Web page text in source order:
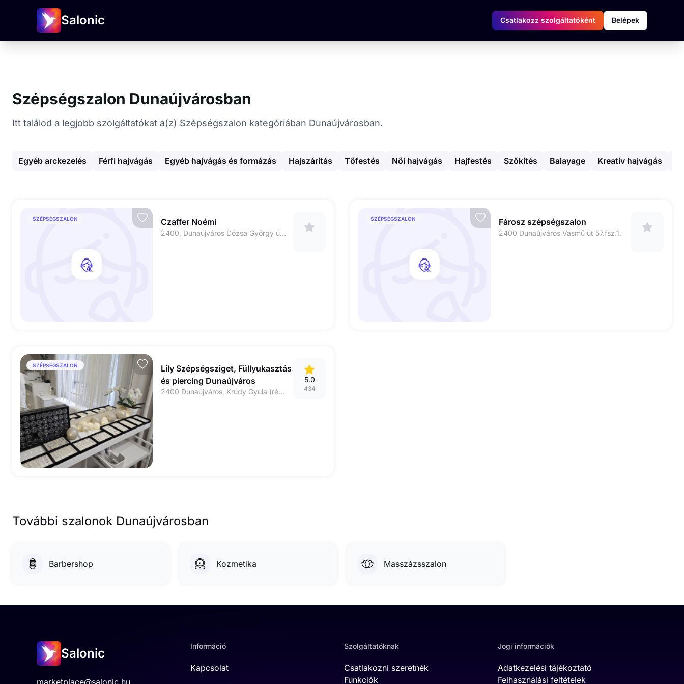
Salonic Csatlakozz szolgáltatóként Belépek
Szépségszalon Dunaújvárosban
Itt találod a legjobb szolgáltatókat a(z) Szépségszalon kategóriában Dunaújvárosban.
Egyéb arckezelés Férfi hajvágás Egyéb hajvágás és formázás Hajszárítás Tőfestés Női hajvágás Hajfestés Szőkítés Balayage Kreatív hajvágás
SZÉPSÉGSZALON Czaffer Noémi
2400, Dunaújváros Dózsa György út 4/c 1em.
SZÉPSÉGSZALON Fárosz szépségszalon
2400 Dunaújváros Vasmű út 57.fsz.1.
SZÉPSÉGSZALON
Lily Szépségsziget, Füllyukasztás
és piercing Dunaújváros
2400 Dunaújváros, Krúdy Gyula (régi Károlyi M.) Sor 7. Fsz. 100-as kapucsengő
5.0
434
További szalonok Dunaújvárosban
Barbershop Kozmetika Masszázsszalon
Salonic
marketplace@salonic.hu
Információ
Kapcsolat
Szolgáltatóknak
Csatlakozni szeretnék
Funkciók
Jogi információk
Adatkezelési tájékoztató
Felhasználási feltételek